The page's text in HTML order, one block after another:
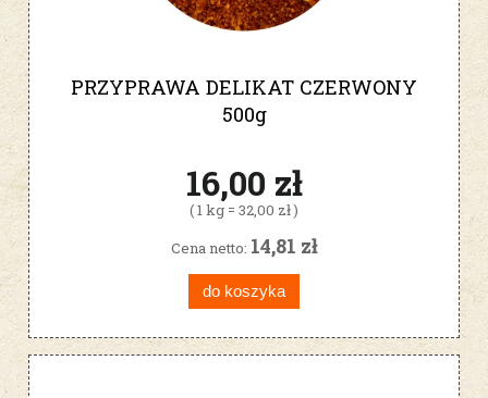
PRZYPRAWA DELIKAT CZERWONY
500g
16,00 zł
( 1 kg = 32,00 zł )
Cena netto: 14,81 zł
do koszyka